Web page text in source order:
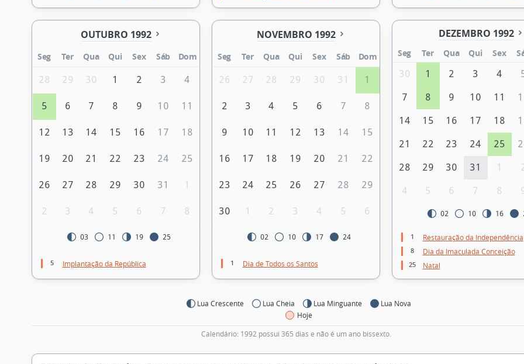
OUTUBRO 1992
Seg Ter Qua Qui Sex Sáb Dom
28 29 30 1 2 3 4
5 6 7 8 9 10 11
12 13 14 15 16 17 18
19 20 21 22 23 24 25
26 27 28 29 30 31 1
2 3 4 5 6 7 8
03 11 19 25
5 Implantação da República
NOVEMBRO 1992
Seg Ter Qua Qui Sex Sáb Dom
26 27 28 29 30 31 1
2 3 4 5 6 7 8
9 10 11 12 13 14 15
16 17 18 19 20 21 22
23 24 25 26 27 28 29
30 1 2 3 4 5 6
02 10 17 24
1 Dia de Todos os Santos
DEZEMBRO 1992
Seg Ter Qua Qui Sex
30
1 2 3 4
7 8 9 10 11
14 15 16 17 18
21 22 23 24 25
28 29 30 31 1
4 5 6 7 8
02 10 16
1 Restauração da Independência
8 Dia da Imaculada Conceição
25 Natal
Lua Crescente Lua Cheia Lua Minguante
Lua Nova
Hoje
Calendário: 1992 possui 365 dias e não é um ano bissexto.